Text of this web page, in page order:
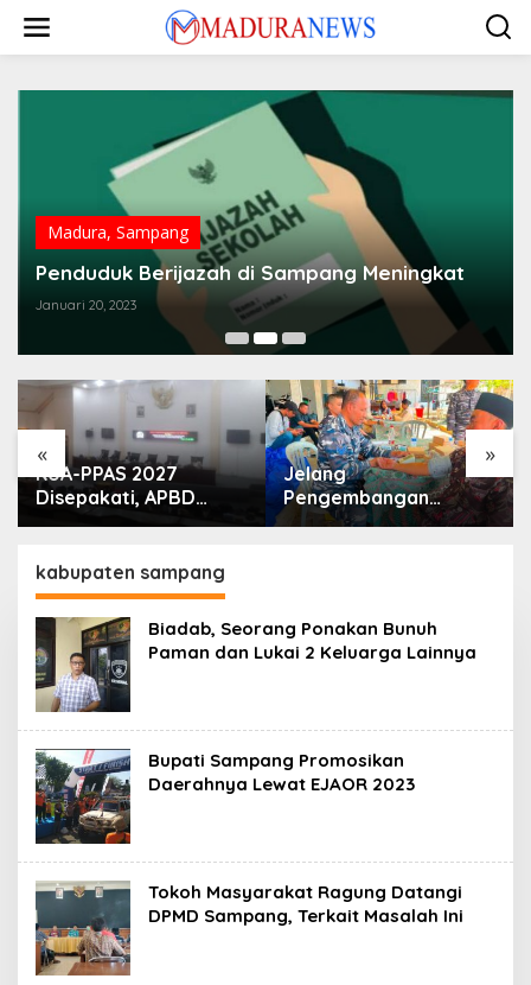
konten
Madura, Sampang
Penduduk Berijazah di Sampang Meningkat
Januari 20, 2023
« »
KUA-PPAS 2027
Disepakati, APBD
Sampang Defisit Rp
Jelang
Pengembangan
Lapangan Hidayah,
kabupaten sampang
Biadab, Seorang Ponakan Bunuh
Paman dan Lukai 2 Keluarga Lainnya
Bupati Sampang Promosikan
Daerahnya Lewat EJAOR 2023
Tokoh Masyarakat Ragung Datangi
DPMD Sampang, Terkait Masalah Ini